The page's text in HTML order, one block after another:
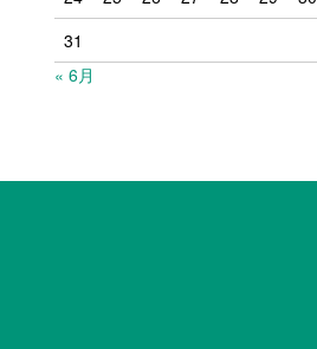
31
« 6月